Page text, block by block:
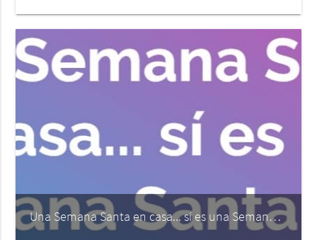
Una Semana Santa en casa... sí es una Semana Santa